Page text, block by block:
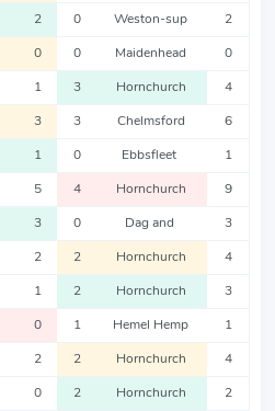
2 0 Weston-sup 2
0 0 Maidenhead 0
1 3 Hornchurch 4
3 3 Chelmsford 6
1 0 Ebbsfleet 1
5 4 Hornchurch 9
3 0 Dag and 3
2 2 Hornchurch 4
1 2 Hornchurch 3
0 1 Hemel Hemp 1
2 2 Hornchurch 4
0 2 Hornchurch 2